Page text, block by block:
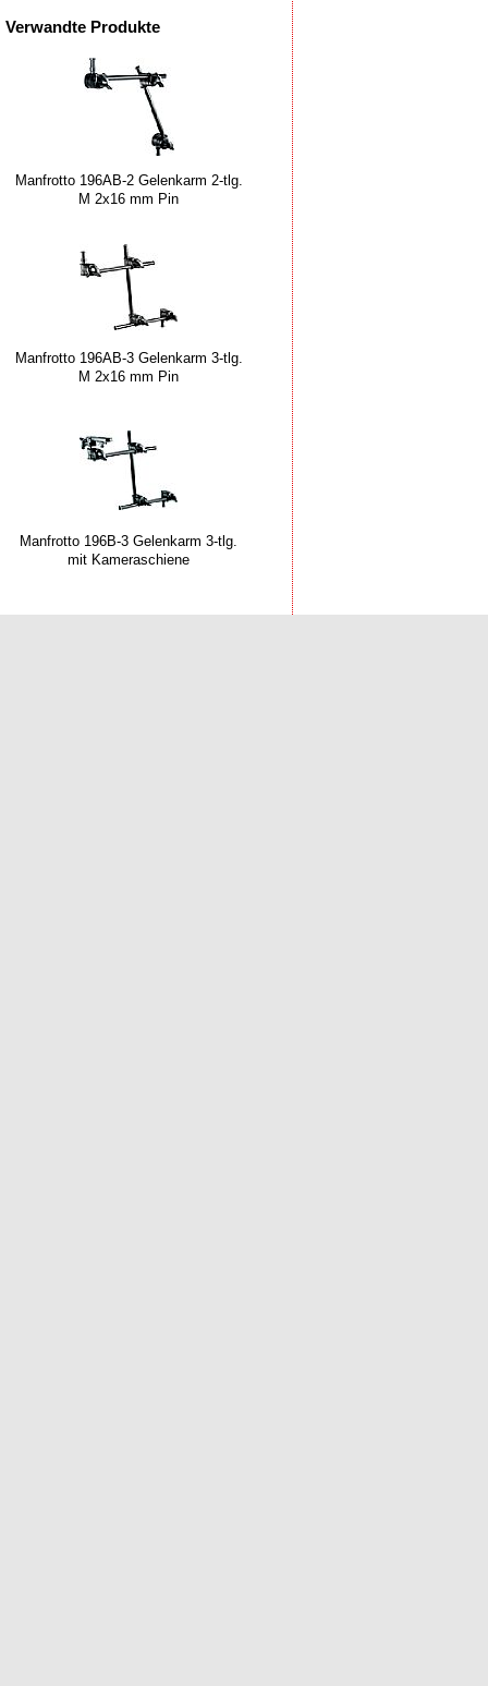
Verwandte Produkte
Manfrotto 196AB-2 Gelenkarm 2-tlg.
M 2x16 mm Pin
Manfrotto 196AB-3 Gelenkarm 3-tlg.
M 2x16 mm Pin
Manfrotto 196B-3 Gelenkarm 3-tlg.
mit Kameraschiene